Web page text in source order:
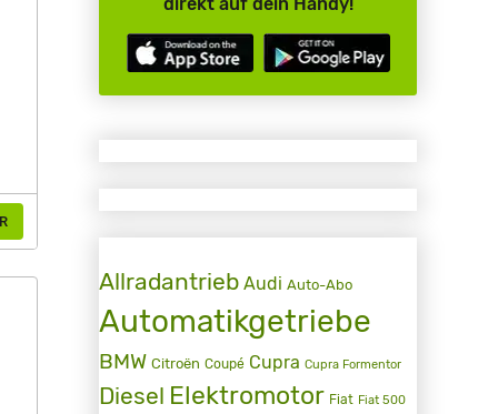
Allradantrieb Audi Auto-Abo
Automatikgetriebe
BMW Citroën Coupé Cupra Cupra Formentor
Diesel Elektromotor Fiat Fiat 500